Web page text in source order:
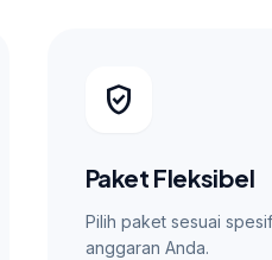
verified_user
Paket Fleksibel
Pilih paket sesuai
anggaran Anda.